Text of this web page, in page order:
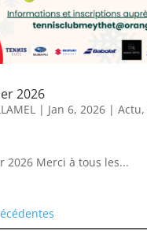
2026
| Jan 6, 2026| Actu,
2026 Merci à tous les...